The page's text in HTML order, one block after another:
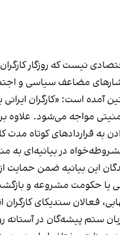
نیست که روزگار
مضاعف سیاسی و
آمده است: «کارگران
مواجه می‌شود. علاوه بر
به قراردادهای کوتاه‌
در بیانیه‌ای به
این بیانیه ضمن حمایت
یا حکومت مشروعه و
سندیکای کارگران
ستم پیشه‌گان در